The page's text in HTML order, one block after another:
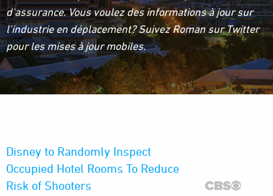
d'assurance. Vous voulez des informations à jour sur
l'industrie en déplacement? Suivez Roman sur Twitter
pour les mises à jour mobiles.
Disney to Randomly Inspect
Occupied Hotel Rooms To Reduce
Risk of Shooters